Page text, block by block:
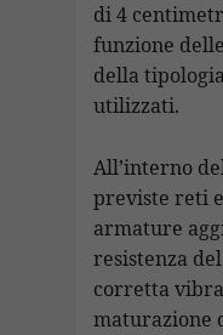
di 4
funzione
della
utilizzati.
All’interno
previste reti
armature
resistenza
corretta
maturazione